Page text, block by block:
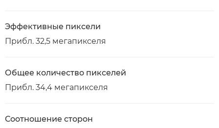
Эффективные пиксели
Прибл. 32,5 мегапикселя
Общее количество пикселей
Прибл. 34,4 мегапикселя
Соотношение сторон